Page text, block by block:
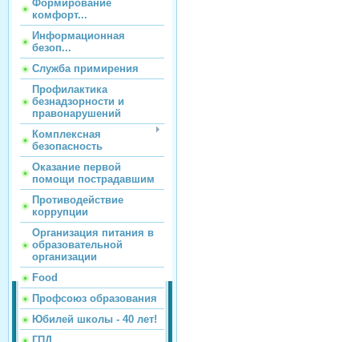
Формирование
комфорт...
Информационная
безоп...
Служба примирения
Профилактика
безнадзорности и
правонарушений
Комплексная
безопасность
Оказание первой
помощи пострадавшим
Противодействие
коррупции
Организация питания в
образовательной
организации
Food
Профсоюз образования
Юбилей школы - 40 лет!